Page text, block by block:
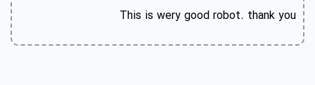
This is wery good robot. thank you